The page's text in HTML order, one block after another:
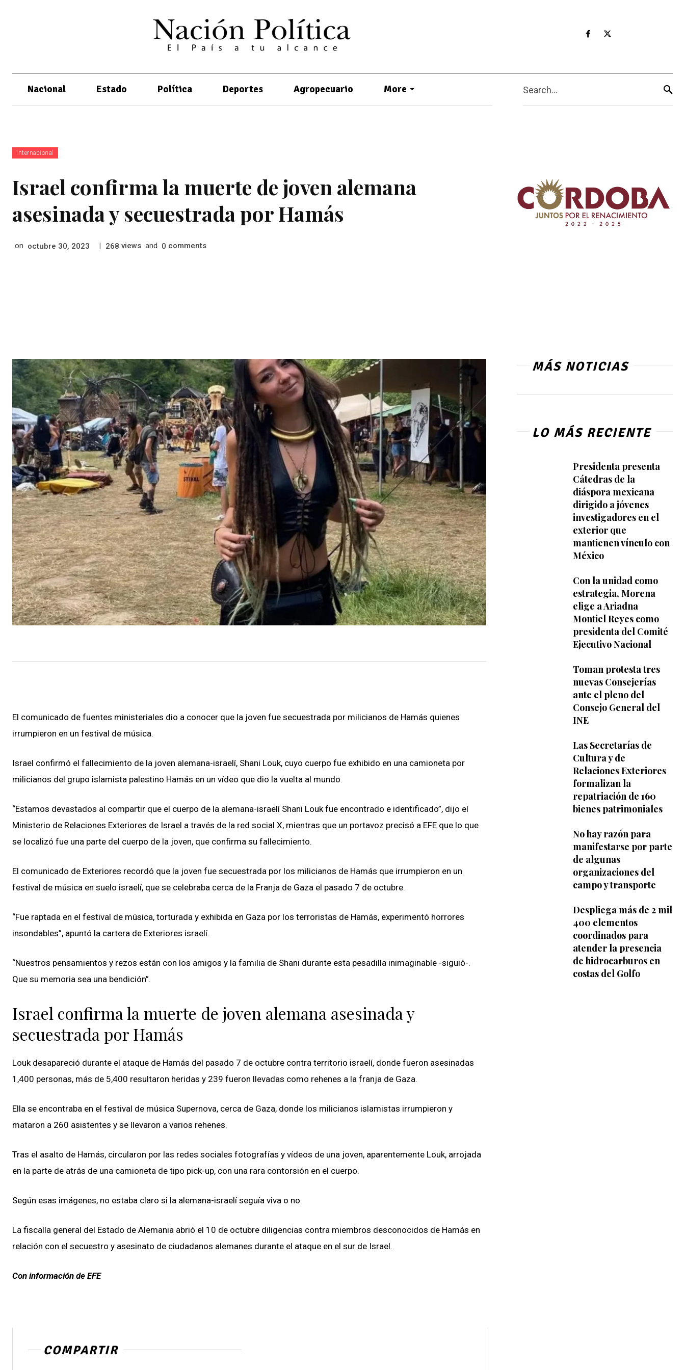
Nacional Estado Política Deportes Agropecuario More Search...
Internacional
Israel confirma la muerte de joven alemana
asesinada y secuestrada por Hamás
on octubre 30, 2023 268 views and 0 comments
El comunicado de fuentes ministeriales dio a conocer que la joven fue secuestrada por milicianos de Hamás quienes
irrumpieron en un festival de música.
Israel confirmó el fallecimiento de la joven alemana-israelí, Shani Louk, cuyo cuerpo fue exhibido en una camioneta por
milicianos del grupo islamista palestino Hamás en un vídeo que dio la vuelta al mundo.
“Estamos devastados al compartir que el cuerpo de la alemana-israelí Shani Louk fue encontrado e identificado”, dijo el
Ministerio de Relaciones Exteriores de Israel a través de la red social X, mientras que un portavoz precisó a EFE que lo que
se localizó fue una parte del cuerpo de la joven, que confirma su fallecimiento.
El comunicado de Exteriores recordó que la joven fue secuestrada por los milicianos de Hamás que irrumpieron en un
festival de música en suelo israelí, que se celebraba cerca de la Franja de Gaza el pasado 7 de octubre.
“Fue raptada en el festival de música, torturada y exhibida en Gaza por los terroristas de Hamás, experimentó horrores
insondables”, apuntó la cartera de Exteriores israelí.
“Nuestros pensamientos y rezos están con los amigos y la familia de Shani durante esta pesadilla inimaginable -siguió-.
Que su memoria sea una bendición”.
Israel confirma la muerte de joven alemana asesinada y
secuestrada por Hamás
Louk desapareció durante el ataque de Hamás del pasado 7 de octubre contra territorio israelí, donde fueron asesinadas
1,400 personas, más de 5,400 resultaron heridas y 239 fueron llevadas como rehenes a la franja de Gaza.
Ella se encontraba en el festival de música Supernova, cerca de Gaza, donde los milicianos islamistas irrumpieron y
mataron a 260 asistentes y se llevaron a varios rehenes.
Tras el asalto de Hamás, circularon por las redes sociales fotografías y vídeos de una joven, aparentemente Louk, arrojada
en la parte de atrás de una camioneta de tipo pick-up, con una rara contorsión en el cuerpo.
Según esas imágenes, no estaba claro si la alemana-israelí seguía viva o no.
La fiscalía general del Estado de Alemania abrió el 10 de octubre diligencias contra miembros desconocidos de Hamás en
relación con el secuestro y asesinato de ciudadanos alemanes durante el ataque en el sur de Israel.
Con información de EFE
COMPARTIR
MÁS NOTICIAS
LO MÁS RECIENTE
Presidenta presenta
Cátedras de la
diáspora mexicana
dirigido a jóvenes
investigadores en el
exterior que
mantienen vínculo con
México
Con la unidad como
estrategia, Morena
elige a Ariadna
Montiel Reyes como
presidenta del Comité
Ejecutivo Nacional
Toman protesta tres
nuevas Consejerías
ante el pleno del
Consejo General del
INE
Las Secretarías de
Cultura y de
Relaciones Exteriores
formalizan la
repatriación de 160
bienes patrimoniales
No hay razón para
manifestarse por parte
de algunas
organizaciones del
campo y transporte
Despliega más de 2 mil
400 elementos
coordinados para
atender la presencia
de hidrocarburos en
costas del Golfo